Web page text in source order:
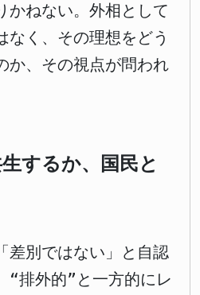
かねない。外相として
なく、その理想をどう
か、その視点が問われ
するか、国民と
差別ではない」と自認
“排外的”と一方的にレ